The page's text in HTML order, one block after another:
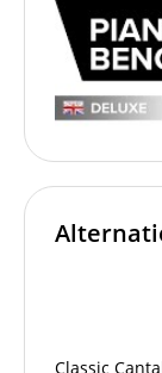
Classic